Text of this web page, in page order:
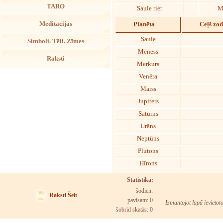
TARO
Meditācijas
Simboli. Tēli. Zīmes
Raksti
Saule riet
Planēta Ceļš
Saule
Mēness
Merkurs
Venēra
Marss
Jupiters
Saturns
Urāns
Neptūns
Plutons
Hīrons
Raksti Šeit
Statistika:
šodien:
pavisam: 0
šobrīd skatās: 0
Izmantojot lapā